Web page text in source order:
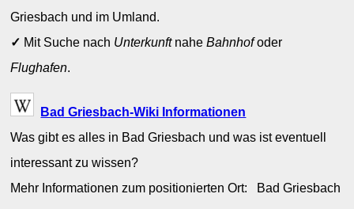
Griesbach und im Umland.
✓ Mit Suche nach UnterkunftnaheBahnhofoder
Flughafen.
Bad Griesbach-Wiki Informationen
Was gibt es alles in Bad Griesbach und was ist eventuell
interessant zu wissen?
Mehr Informationen zum positionierten Ort: Bad Griesbach